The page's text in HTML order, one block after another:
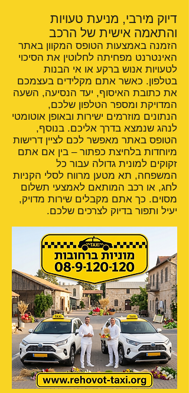
דיוק מירבי, מניעת טעויות
והתאמה אישית של הרכב
הזמנה באמצעות הטופס המקוון באתר
האינטרנט מפחיתה לחלוטין את הסיכוי
לטעויות אנוש ברקע או אי הבנות
בטלפון. כאשר אתם מקלידים בעצמכם
את כתובת האיסוף, יעד הנסיעה, השעה
המדויקת ומספר הטלפון שלכם,
הנתונים מוזרמים ישירות ובאופן אוטומטי
לנהג שנמצא בדרך אליכם. בנוסף,
הטופס באתר מאפשר לכם לציין דרישות
מיוחדות בלחיצת כפתור – בין אם אתם
זקוקים למונית גדולה עבור כל
המשפחה, תא מטען מרווח לסלי הקניות
לחג, או רכב המותאם לאמצעי תשלום
מסוים. כך אתם מקבלים שירות מדויק,
יעיל ותפור בדיוק לצרכים שלכם.